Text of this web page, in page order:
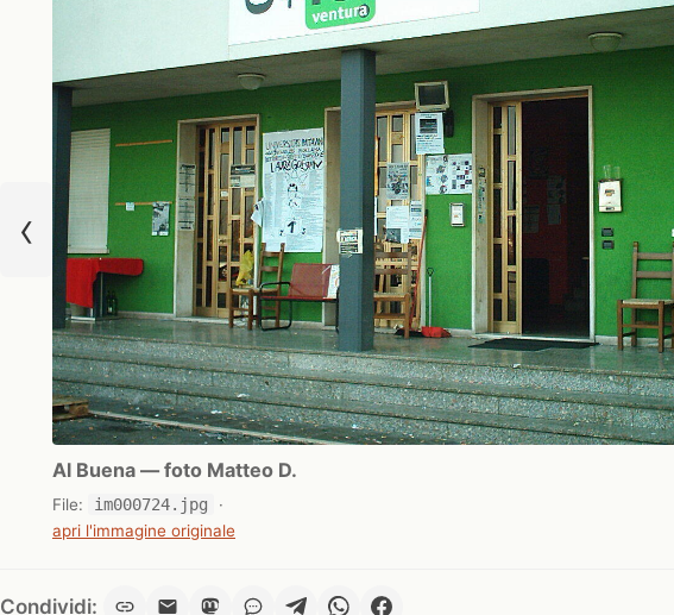
‹
Al Buena — foto Matteo D.
File: im000724.jpg
·
apri l'immagine originale
Condividi: